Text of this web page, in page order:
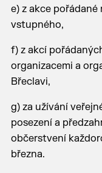
e) z akce
vstupného,
f) z akcí
organizacemi a
Břeclavi,
g) za užívání
posezení a
občerstvení
března.